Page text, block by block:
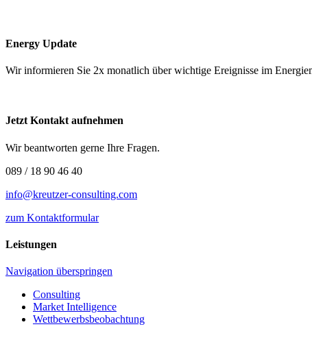
Energy Update
Wir informieren Sie 2x monatlich über wichtige Ereignisse im
Jetzt Kontakt aufnehmen
Wir beantworten gerne Ihre Fragen.
089 / 18 90 46 40
info@kreutzer-consulting.com
zum Kontaktformular
Leistungen
Navigation überspringen
Consulting
Market Intelligence
Wettbewerbs­beobachtung